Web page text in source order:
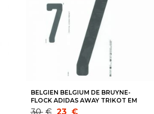
BELGIEN BELGIUM DE BRUYNE-
FLOCK ADIDAS AWAY TRIKOT EM
2020/2021-WM 2022
30 €
Ursprünglicher
23 €
Aktueller